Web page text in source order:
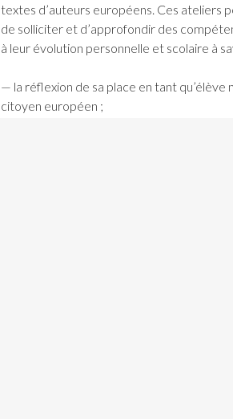
textes d’auteurs européens. Ces ateliers
de solliciter et d’approfondir des
à leur évolution personnelle et scolaire à
— la réflexion de sa place en tant qu’élève
citoyen européen ;